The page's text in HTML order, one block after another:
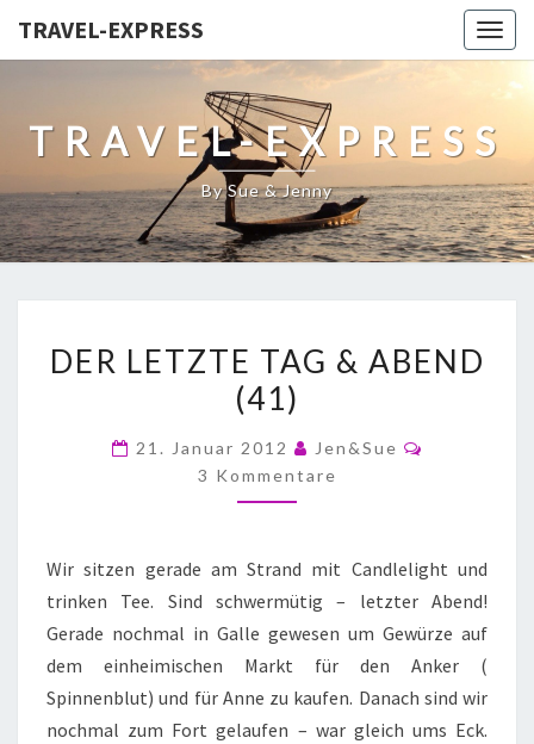
TRAVEL-EXPRESS
TRAVEL-EXPRESS
By Sue & Jenny
DER LETZTE TAG & ABEND
(41)
21. Januar 2012
Jen&Sue
3 Kommentare
Wir sitzen gerade am Strand mit Candlelight und
trinken Tee. Sind schwermütig – letzter Abend!
Gerade nochmal in Galle gewesen um Gewürze auf
dem einheimischen Markt für den Anker (
Spinnenblut) und für Anne zu kaufen. Danach sind wir
nochmal zum Fort gelaufen – war gleich ums Eck.